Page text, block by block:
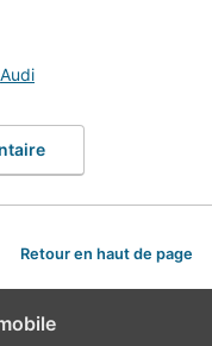
Audi
Retour en haut de page